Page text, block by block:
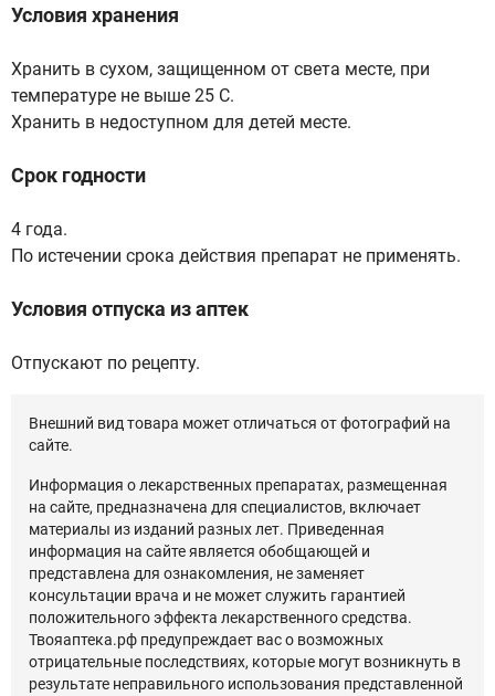
Условия хранения
Хранить в сухом, защищенном от света месте, при
температуре не выше 25 С.
Хранить в недоступном для детей месте.
Срок годности
4 года.
По истечении срока действия препарат не применять.
Условия отпуска из аптек
Отпускают по рецепту.
Внешний вид товара может отличаться от фотографий на
сайте.
Информация о лекарственных препаратах, размещенная
на сайте, предназначена для специалистов, включает
материалы из изданий разных лет. Приведенная
информация на сайте является обобщающей и
представлена для ознакомления, не заменяет
консультации врача и не может служить гарантией
положительного эффекта лекарственного средства.
Твояаптека.рф предупреждает вас о возможных
отрицательные последствиях, которые могут возникнуть в
результате неправильного использования представленной